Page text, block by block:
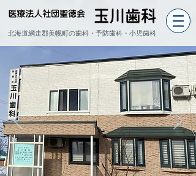
北海道網走郡美幌町の歯科・予防歯科・小児歯科